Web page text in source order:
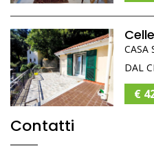
CASA
DAL
€
Contatti